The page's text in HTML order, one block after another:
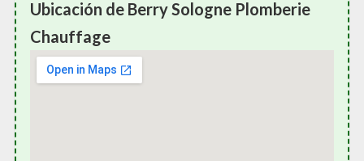
Ubicación de Berry Sologne Plomberie
Chauffage